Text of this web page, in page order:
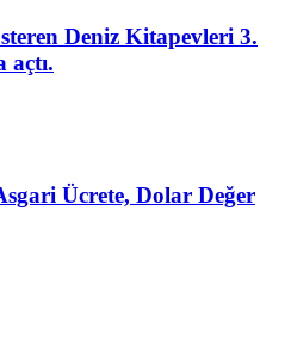
Deniz Kitapevleri 3.
açtı.
Ücrete, Dolar Değer